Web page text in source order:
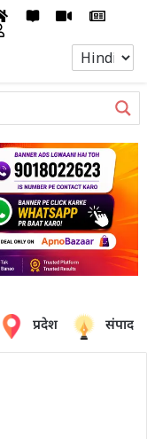
प्रदेश